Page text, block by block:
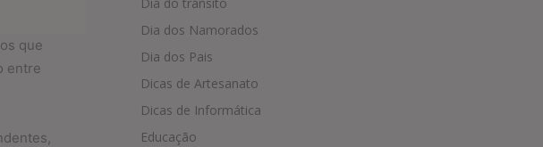
que
entre
Dia dos Namorados
Dia dos Pais
Dicas de Artesanato
Dicas de Informática
Educação